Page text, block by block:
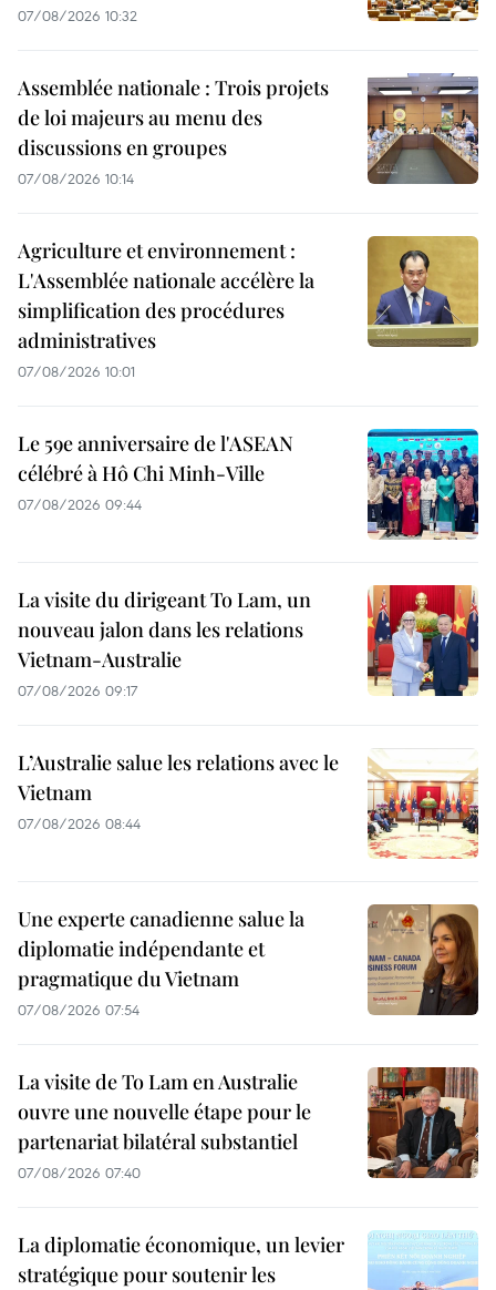
07/08/2026 10:32
Assemblée nationale : Trois projets
de loi majeurs au menu des
discussions en groupes
07/08/2026 10:14
Agriculture et environnement :
L'Assemblée nationale accélère la
simplification des procédures
administratives
07/08/2026 10:01
Le 59e anniversaire de l'ASEAN
célébré à Hô Chi Minh-Ville
07/08/2026 09:44
La visite du dirigeant To Lam, un
nouveau jalon dans les relations
Vietnam-Australie
07/08/2026 09:17
L’Australie salue les relations avec le
Vietnam
07/08/2026 08:44
Une experte canadienne salue la
diplomatie indépendante et
pragmatique du Vietnam
07/08/2026 07:54
La visite de To Lam en Australie
ouvre une nouvelle étape pour le
partenariat bilatéral substantiel
07/08/2026 07:40
La diplomatie économique, un levier
stratégique pour soutenir les